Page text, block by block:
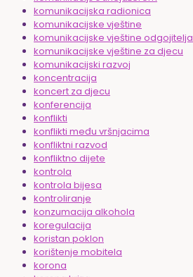
komunikacijska radionica
komunikacijske vještine
komunikacijske vještine odgojitelja
komunikacijske vještine za djecu
komunikacijski razvoj
koncentracija
koncert za djecu
konferencija
konflikti
konflikti među vršnjacima
konfliktni razvod
konfliktno dijete
kontrola
kontrola bijesa
kontroliranje
konzumacija alkohola
koregulacija
koristan poklon
korištenje mobitela
korona